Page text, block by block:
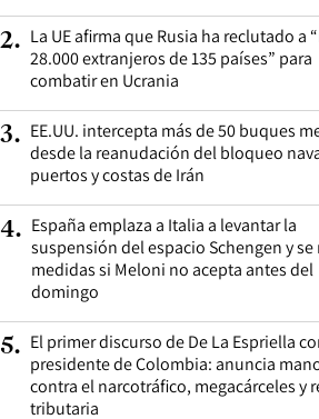
2. La UE afirma que Rusia ha reclutado a
28.000 extranjeros de 135 países” para
combatir en Ucrania
3. EE.UU. intercepta más de 50 buques
desde la reanudación del bloqueo
puertos y costas de Irán
4. España emplaza a Italia a levantar la
suspensión del espacio Schengen y se
medidas si Meloni no acepta antes del
domingo
5. El primer discurso de De La Espriella
presidente de Colombia: anuncia
contra el narcotráfico, megacárceles y
tributaria